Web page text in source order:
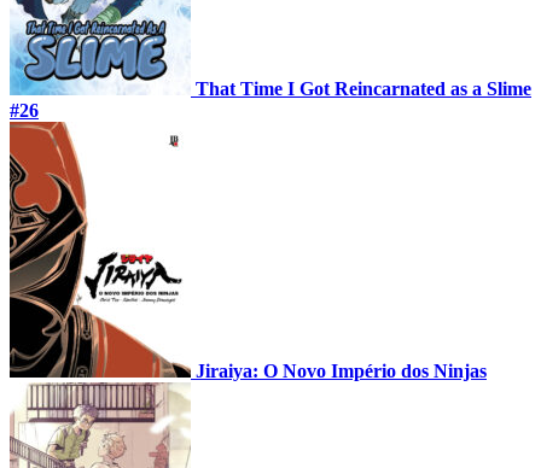
That Time I Got Reincarnated as a Slime
#26
Jiraiya: O Novo Império dos Ninjas